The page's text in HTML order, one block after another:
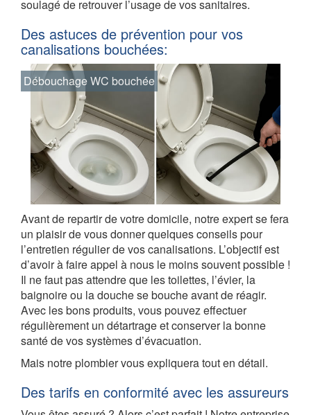
soulagé de retrouver l’usage de vos sanitaires.
Des astuces de prévention pour vos
canalisations bouchées:
Débouchage WC bouchée
Avant de repartir de votre domicile, notre expert se fera
un plaisir de vous donner quelques conseils pour
l’entretien régulier de vos canalisations. L’objectif est
d’avoir à faire appel à nous le moins souvent possible !
Il ne faut pas attendre que les toilettes, l’évier, la
baignoire ou la douche se bouche avant de réagir.
Avec les bons produits, vous pouvez effectuer
régulièrement un détartrage et conserver la bonne
santé de vos systèmes d’évacuation.
Mais notre plombier vous expliquera tout en détail.
Des tarifs en conformité avec les assureurs